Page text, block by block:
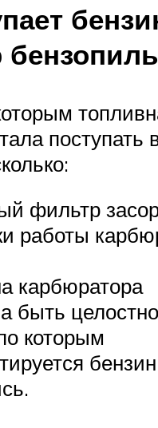
поступать
фильтр
работы
карбюратора
быть
которым